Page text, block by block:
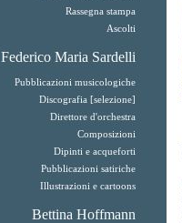
Rassegna stampa
Ascolti
Federico Maria Sardelli
Pubblicazioni musicologiche
Discografia [selezione]
Direttore d'orchestra
Composizioni
Dipinti e acqueforti
Pubblicazioni satiriche
Illustrazioni e cartoons
Bettina Hoffmann